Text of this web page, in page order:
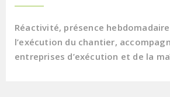
Réactivité, présence
l’exécution du chantier,
entreprises d’exécution et de la